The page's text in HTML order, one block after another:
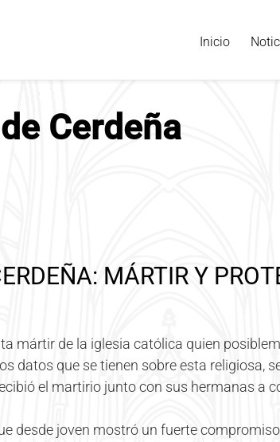
Inicio
Cerdeña
MÁRTIR Y
mártir de la iglesia católica quien
datos que se tienen sobre esta religiosa,
el martirio junto con sus hermanas a
desde joven mostró un fuerte